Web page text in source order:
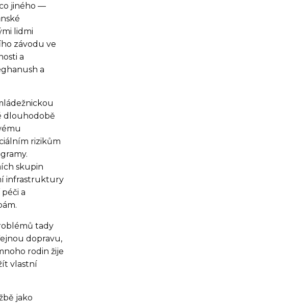
jiného —
lidmi
závodu ve
a
a
dlouhodobě
rizikům
skupin
infrastruktury
a
tady
dopravu,
rodin žije
vlastní
jako